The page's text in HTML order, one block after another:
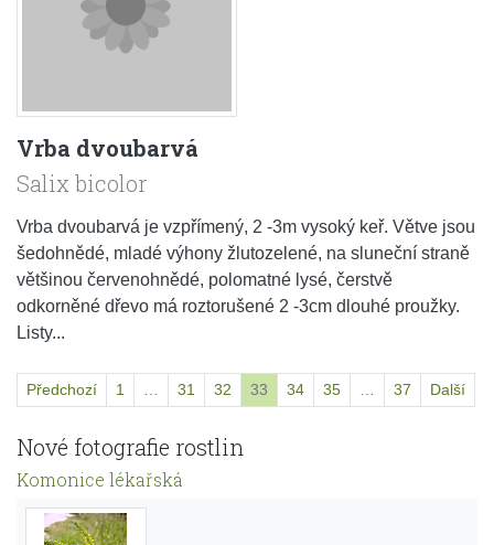
Vrba dvoubarvá
Salix bicolor
Vrba dvoubarvá je vzpřímený, 2 -3m vysoký keř. Větve jsou
šedohnědé, mladé výhony žlutozelené, na sluneční straně
většinou červenohnědé, polomatné lysé, čerstvě
odkorněné dřevo má roztorušené 2 -3cm dlouhé proužky.
Listy...
Předchozí 1 31 32 33 34 35 37 Další
Nové fotografie rostlin
Komonice lékařská